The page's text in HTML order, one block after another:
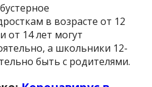
в возрасте от 12
от 14 лет могут
а школьники 12-
быть с родителями.